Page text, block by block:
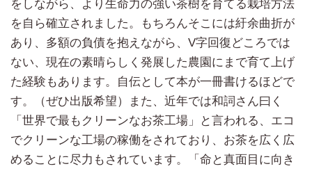
をしながら、より生命力の強い茶樹を育てる栽培方法
を自ら確立されました。もちろんそこには紆余曲折が
あり、多額の負債を抱えながら、V字回復どころでは
ない、現在の素晴らしく発展した農園にまで育て上げ
た経験もあります。自伝として本が一冊書けるほどで
す。（ぜひ出版希望）また、近年では和詞さん曰く
「世界で最もクリーンなお茶工場」と言われる、エコ
でクリーンな工場の稼働をされており、お茶を広く広
めることに尽力もされています。「命と真面目に向き